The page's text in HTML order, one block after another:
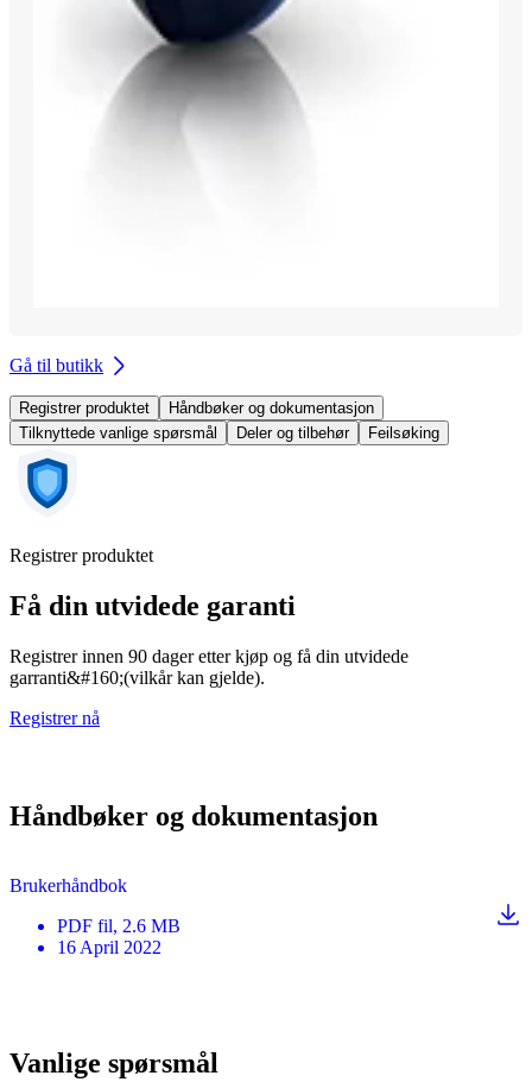
Gå til butikk
Registrer produktet
Håndbøker og dokumentasjon
Tilknyttede vanlige spørsmål
Deler og tilbehør Feilsøking
Registrer produktet
Få din utvidede garanti
Registrer innen 90 dager etter kjøp og få din utvidede
garranti&#160;(vilkår kan gjelde).
Registrer nå
Håndbøker og dokumentasjon
Brukerhåndbok
PDF fil, 2.6 MB
16 April 2022
Vanlige spørsmål